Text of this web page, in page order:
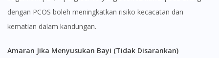
dengan PCOS boleh meningkatkan risiko kecacatan dan
kematian dalam kandungan.
Amaran Jika Menyusukan Bayi (Tidak Disarankan)